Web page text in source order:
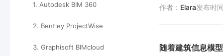
1. Autodesk BIM 360
2. Bentley ProjectWise
3. Graphisoft BIMcloud
作者： Elara发布时
随着建筑信息模